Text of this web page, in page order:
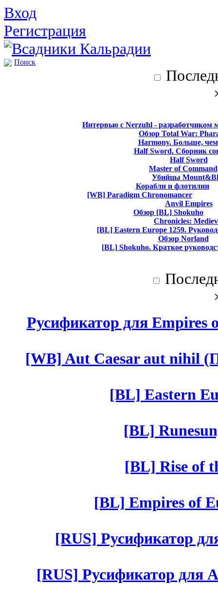
Вход
Регистрация
Поиск
Интервью с Nerzuhl - разработчиком
Обзор Total War:
Harmony. Больше,
Half Sword. Сборник
Half Sword
Master of Command
Убийцы
Корабли и флотилии
[WB] Paradigm Chronomancer
Anvil Empires
Обзор [BL] Shokuho
Chronicles:
[BL] Eastern Europe 1259.
Обзор Norland
[BL] Shokuho. Краткое
Русификатор для Empires
[WB] Aut Caesar aut nihil
[BL] Eastern
[BL]
[BL] Rise of
[BL] Empires of
[RUS] Русификатор
[RUS] Русификатор для